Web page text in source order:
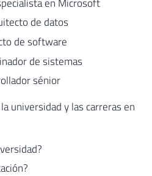
de datos
de software
de sistemas
sénior
universidad y las carreras en